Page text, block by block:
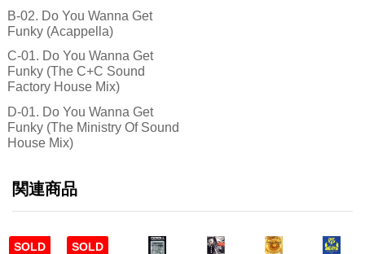
B-02. Do You Wanna Get
Funky (Acappella)
C-01. Do You Wanna Get
Funky (The C+C Sound
Factory House Mix)
D-01. Do You Wanna Get
Funky (The Ministry Of Sound
House Mix)
関連商品
SOLD SOLD